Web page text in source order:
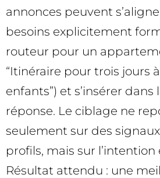
annonces peuvent
besoins explicitement
routeur pour un
“Itinéraire pour trois jours
enfants”) et s’insérer
réponse. Le ciblage ne
seulement sur des
profils, mais sur
Résultat attendu : une